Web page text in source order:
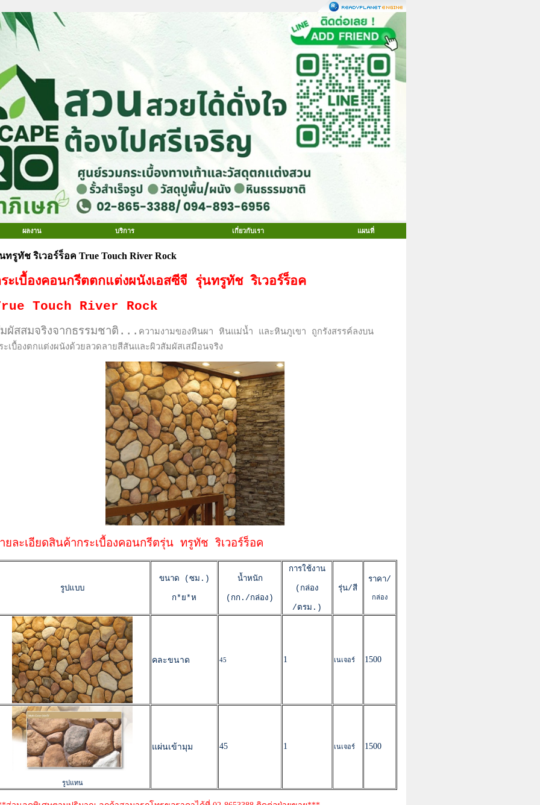
ผลงาน บริการ เกี่ยวกับเรา แผนที่
ทรูทัช ริเวอร์ร็อค True Touch River Rock
ะเบื้องคอนกรีตตกแต่งผนังเอสซีจี รุ่นทรูทัช ริเวอร์ร็อค
Touch River Rock
ผัสสมจริงจากธรรมชาติ... ความงามของหินผา หินแม่น้ำ และหินภูเขา ถูกรังสรรค์ลงบน
ะเบื้องตกแต่งผนังด้วยลวดลายสีสันและผิวสัมผัสเสมือนจริง
ยละเอียดสินค้ากระเบื้องคอนกรีตรุ่น ทรูทัช ริเวอร์ร็อค
รูปแบบ
ขนาด (ซม.)
ก*ย*ห
น้ำหนัก
(กก./กล่อง)
การใช้งาน
(กล่อง
/ตรม.)
รุ่น/สี
ราคา/
กล่อง
คละขนาด 45 1 เนเจอร์ 1500
รูปแทน
แผ่นเข้ามุม 45 1 เนเจอร์ 1500